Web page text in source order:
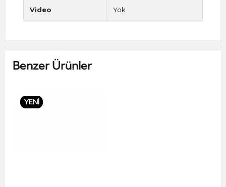
Video Yok
Benzer Ürünler
YENİ